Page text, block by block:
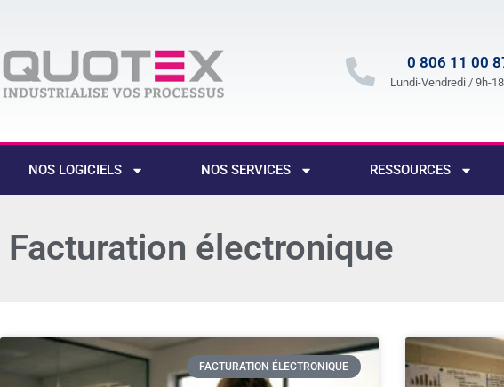
0 806 11 00
Lundi-Vendredi / 9h-
NOS LOGICIELS NOS SERVICES RESSOURCES
Facturation électronique
FACTURATION ÉLECTRONIQUE